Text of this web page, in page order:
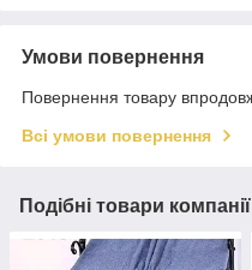
Умови повернення
Повернення товару
Всі умови повернення
Подібні товари компанії